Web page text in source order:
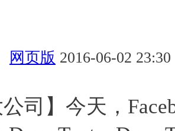
网页版 2016-06-02 23:30
公司】今天，